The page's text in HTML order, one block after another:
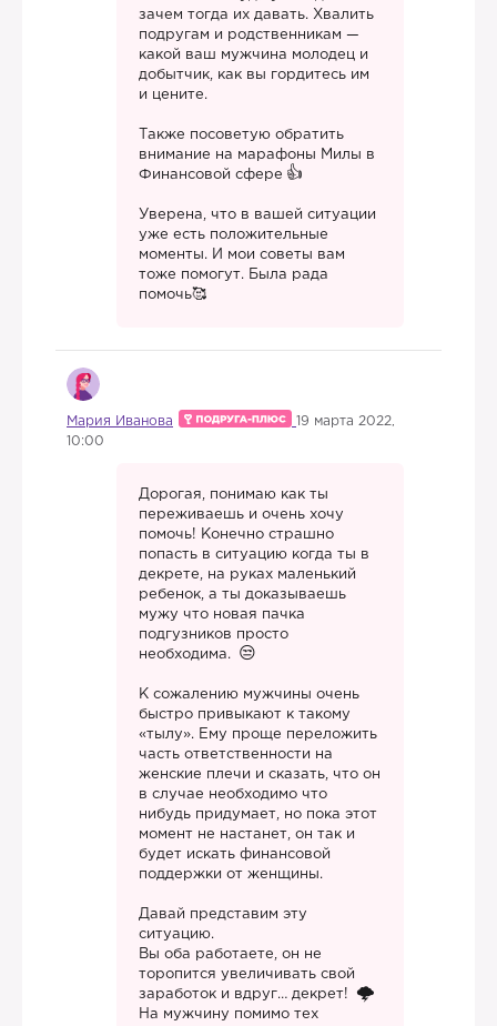
зачем тогда их давать. Хвалить
подругам и родственникам —
какой ваш мужчина молодец и
добытчик, как вы гордитесь им
и цените.
Также посоветую обратить
внимание на марафоны Милы в
Финансовой сфере
Уверена, что в вашей ситуации
уже есть положительные
моменты. И мои советы вам
тоже помогут. Была рада
помочь🥰
Мария Иванова
19 марта 2022,
10:00
Дорогая, понимаю как ты
переживаешь и очень хочу
помочь! Конечно страшно
попасть в ситуацию когда ты в
декрете, на руках маленький
ребенок, а ты доказываешь
мужу что новая пачка
подгузников просто
необходима.
К сожалению мужчины очень
быстро привыкают к такому
«тылу». Ему проще переложить
часть ответственности на
женские плечи и сказать, что он
в случае необходимо что
нибудь придумает, но пока этот
момент не настанет, он так и
будет искать финансовой
поддержки от женщины.
Давай представим эту
ситуацию.
Вы оба работаете, он не
торопится увеличивать свой
заработок и вдруг… декрет!
На мужчину помимо тех